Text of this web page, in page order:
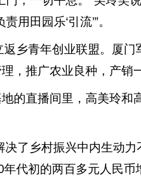
用田园乐‘引流’”。
青年创业联盟。厦门
，推广农业良种，产销
直播间里，高美玲和
乡村振兴中内生动力
代初的两百多元人民币